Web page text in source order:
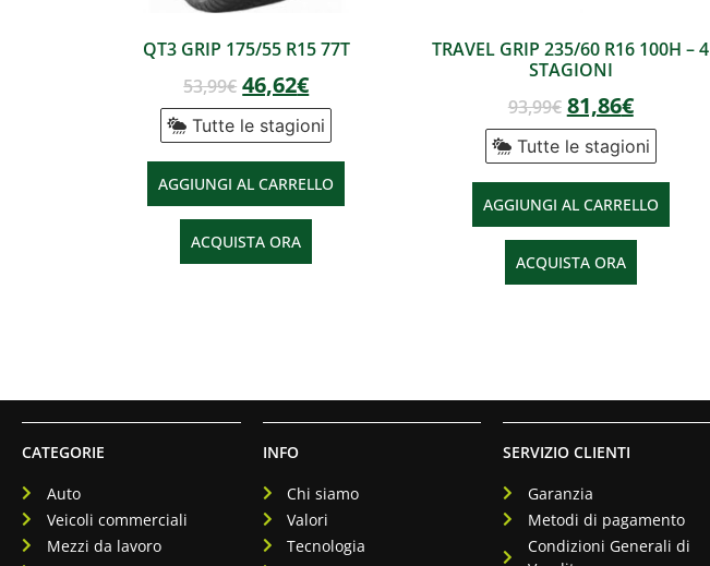
QT3 GRIP 175/55 R15 77T
53,99€ 46,62€
Tutte le stagioni
AGGIUNGI AL CARRELLO
ACQUISTA ORA
TRAVEL GRIP 235/60 R16 100H – 4
STAGIONI
93,99€ 81,86€
Tutte le stagioni
AGGIUNGI AL CARRELLO
ACQUISTA ORA
CATEGORIE
Auto
Veicoli commerciali
Mezzi da lavoro
INFO
Chi siamo
Valori
Tecnologia
SERVIZIO CLIENTI
Garanzia
Metodi di pagamento
Condizioni Generali di